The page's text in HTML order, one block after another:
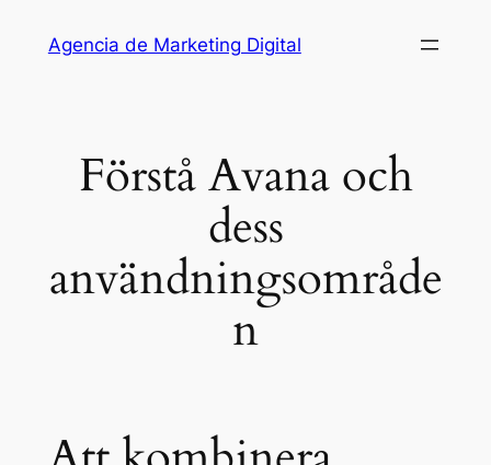
Agencia de Marketing Digital
Förstå Avana och
dess
användningsområde
n